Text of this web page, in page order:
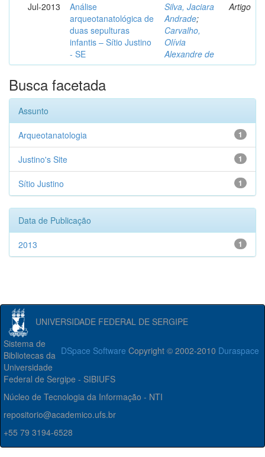
Jul-2013
Análise
arqueotanatológica de
duas sepulturas
infantis – Sítio Justino
- SE
Silva, Jaciara
Andrade;
Carvalho,
Olívia
Alexandre de
Artigo
Busca facetada
Assunto
1
Arqueotanatologia
1
Justino's Site
1
Sítio Justino
Data de Publicação
1
2013
UNIVERSIDADE FEDERAL DE SERGIPE
DSpace Software Copyright © 2002-2010 Duraspace
Sistema de
Bibliotecas da
Universidade
Federal de Sergipe - SIBIUFS
Núcleo de Tecnologia da Informação - NTI
repositorio@academico.ufs.br
+55 79 3194-6528